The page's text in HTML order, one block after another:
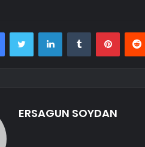
FacebookTwitter LinkedInTumblr
ERSAGUN SOYDAN